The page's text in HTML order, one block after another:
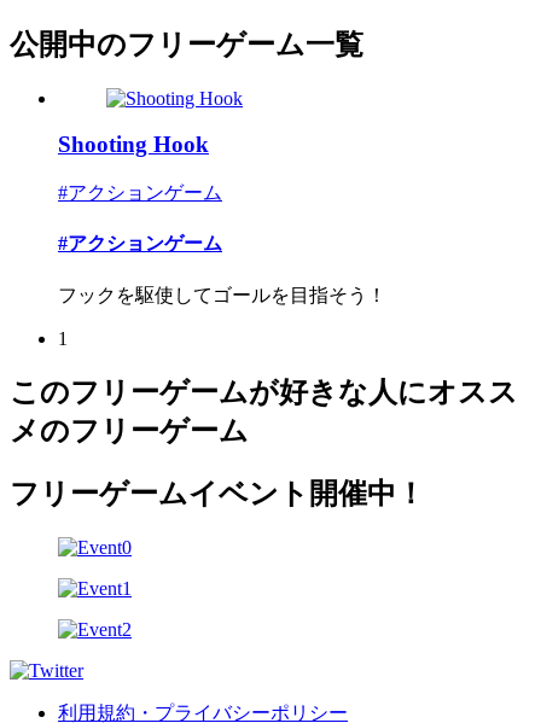
公開中のフリーゲーム一覧
Shooting Hook
#アクションゲーム
#アクションゲーム
フックを駆使してゴールを目指そう！
1
このフリーゲームが好きな人にオスス
メのフリーゲーム
フリーゲームイベント開催中！
利用規約・プライバシーポリシー